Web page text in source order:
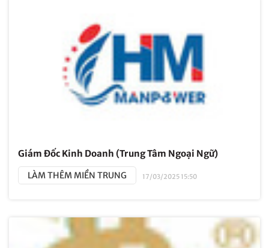
Giám Đốc Kinh Doanh (Trung Tâm Ngoại Ngữ)
LÀM THÊM MIỀN TRUNG 17/03/2025 15:50